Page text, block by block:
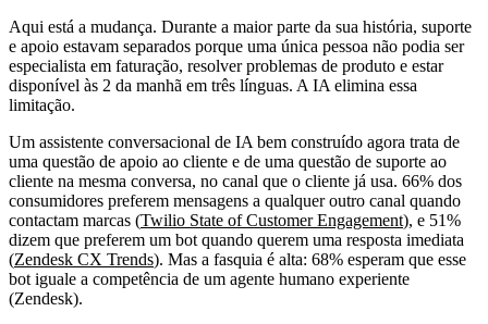
Aqui está a mudança. Durante a maior parte da sua história, suporte
e apoio estavam separados porque uma única pessoa não podia ser
especialista em faturação, resolver problemas de produto e estar
disponível às 2 da manhã em três línguas. A IA elimina essa
limitação.
Um assistente conversacional de IA bem construído agora trata de
uma questão de apoio ao cliente e de uma questão de suporte ao
cliente na mesma conversa, no canal que o cliente já usa. 66% dos
consumidores preferem mensagens a qualquer outro canal quando
contactam marcas (Twilio State of Customer Engagement), e 51%
dizem que preferem um bot quando querem uma resposta imediata
(Zendesk CX Trends). Mas a fasquia é alta: 68% esperam que esse
bot iguale a competência de um agente humano experiente
(Zendesk).